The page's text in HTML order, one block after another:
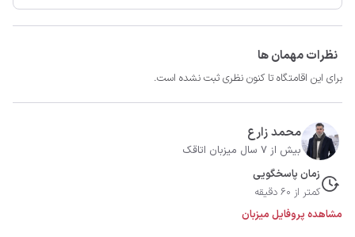
نظرات مهمان ها
برای این اقامتگاه تا کنون نظری ثبت نشده است.
محمد زارع
بیش از 7 سال میزبان اتاقک
زمان پاسخگویی
کمتر از 60 دقیقه
مشاهده پروفایل میزبان